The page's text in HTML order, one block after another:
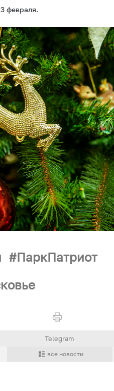
февраля.
ПаркПатриот